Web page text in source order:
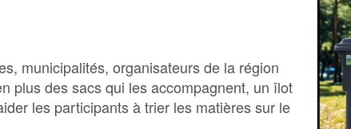
municipalités, organisateurs de la région
plus des sacs qui les accompagnent, un îlot
les participants à trier les matières sur le